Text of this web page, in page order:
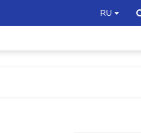
RU